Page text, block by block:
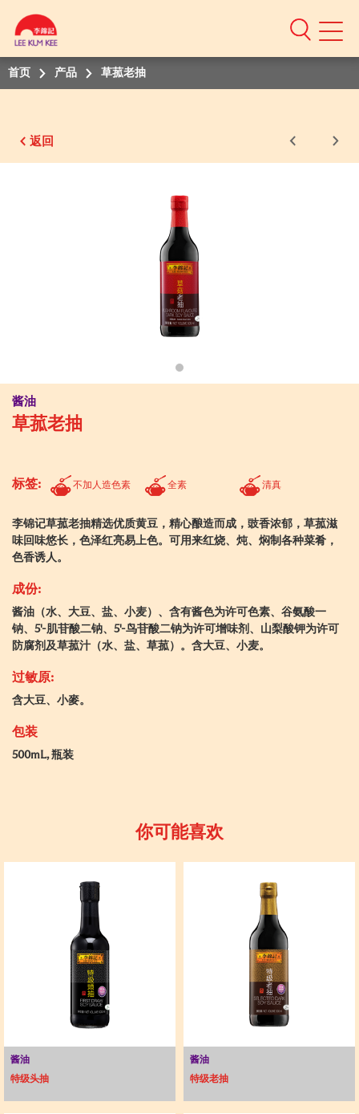
Mobile
首页 产品 草菰老抽
返回
酱油
草菰老抽
标签: 不加人造色素 全素 清真
李锦记草菰老抽精选优质黄豆，精心酿造而成，豉香浓郁，草菰滋
味回味悠长，色泽红亮易上色。可用来红烧、炖、焖制各种菜肴，
色香诱人。
成份:
酱油（水、大豆、盐、小麦）、含有酱色为许可色素、谷氨酸一
钠、5'-肌苷酸二钠、5'-鸟苷酸二钠为许可增味剂、山梨酸钾为许可
防腐剂及草菰汁（水、盐、草菰）。含大豆、小麦。
过敏原:
含大豆、小麥。
包装
500mL, 瓶装
你可能喜欢
酱油
特级头抽
酱油
特级老抽